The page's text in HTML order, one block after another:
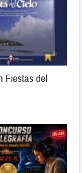
Fiestas del